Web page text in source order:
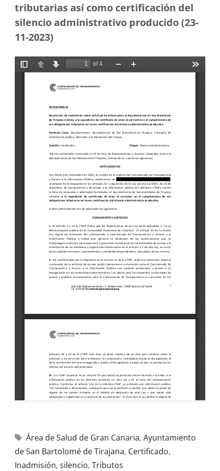
tributarias así como certificación del
silencio administrativo producido (23-
11-2023)
Área de Salud de Gran Canaria, Ayuntamiento
de San Bartolomé de Tirajana, Certificado,
Inadmisión, silencio, Tributos